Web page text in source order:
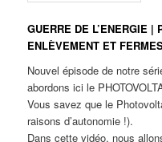
GUERRE DE L’ENERGIE |
ENLÈVEMENT ET
Nouvel épisode de notre
abordons ici le
Vous savez que le
raisons d’autonomie !).
Dans cette vidéo, nous